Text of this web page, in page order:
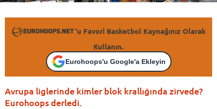
'u Favori Basketbol Kaynağınız Olarak
Kullanın.
Eurohoops'u Google'a Ekleyin
Avrupa liglerinde kimler blok krallığında zirvede?
Eurohoops derledi.